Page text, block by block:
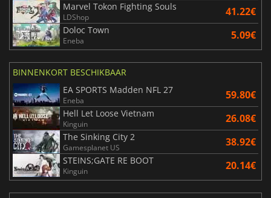
Marvel Tokon Fighting Souls
LDShop 41.22€
Doloc Town
Eneba 5.09€
BINNENKORT BESCHIKBAAR
EA SPORTS Madden NFL 27
Eneba 59.80€
Hell Let Loose Vietnam
Kinguin 26.08€
The Sinking City 2
Gamesplanet US 38.92€
STEINS;GATE RE BOOT
Kinguin 20.14€